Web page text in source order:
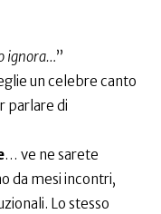
ignora…”
un celebre canto
parlare di
… ve ne sarete
da mesi incontri,
Lo stesso